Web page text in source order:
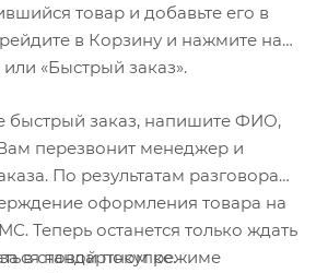
товар и добавьте его в
в Корзину и нажмите на
«Быстрый заказ».
быстрый заказ, напишите ФИО,
перезвонит менеджер и
По результатам разговора
оформления товара на
Теперь останется только ждать
новой покупке.
в стандартном режиме